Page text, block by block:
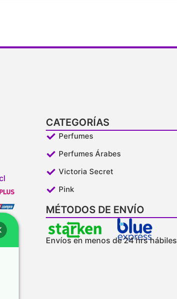
CATEGORÍAS
Perfumes
Perfumes Árabes
Victoria Secret
Pink
MÉTODOS DE ENVÍO
Envíos en menos de 24 hrs hábiles